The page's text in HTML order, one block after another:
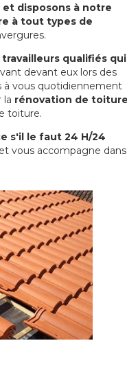
disposons à notre
à tout types de
qualifiés qui
devant eux lors des
à vous quotidiennement
la rénovation de toiture
toiture.
s'il le faut 24 H/24
et vous accompagne dans